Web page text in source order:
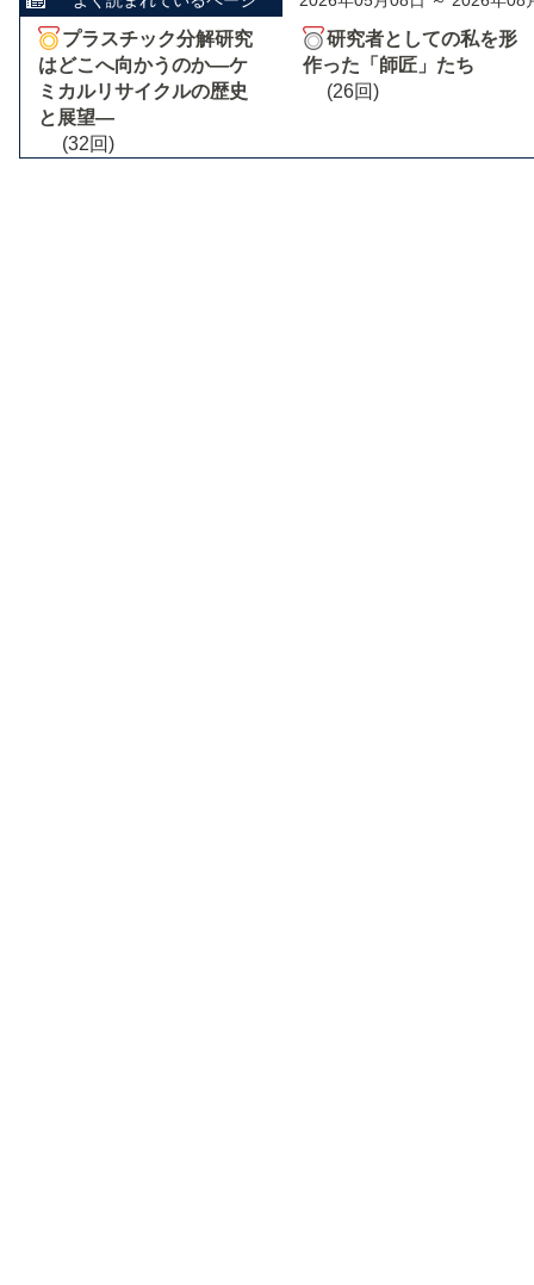
プラスチック分解研究
はどこへ向かうのか―ケ
ミカルリサイクルの歴史
と展望―
(32回)
研究者としての私を形
作った「師匠」たち
(26回)